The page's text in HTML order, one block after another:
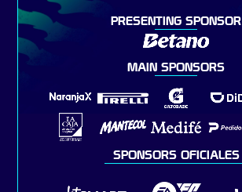
PRESENTING SPONSOR
MAIN SPONSORS
SPONSORS OFICIALES